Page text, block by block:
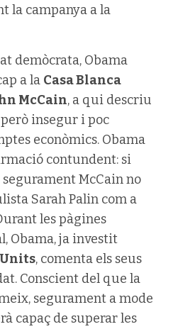
la campanya a la
demòcrata, Obama
a la Casa Blanca
McCain, a qui descriu
insegur i poc
econòmics. Obama
contundent: si
McCain no
Sarah Palin com a
les pàgines
Obama, ja investit
, comenta els seus
Conscient del que la
segurament a mode
capaç de superar les